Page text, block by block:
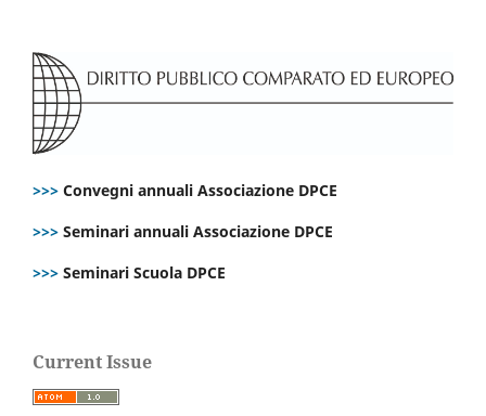
>>> Convegni annuali Associazione DPCE
>>> Seminari annuali Associazione DPCE
>>> Seminari Scuola DPCE
Current Issue